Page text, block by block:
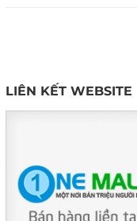
LIÊN KẾT WEBSITE